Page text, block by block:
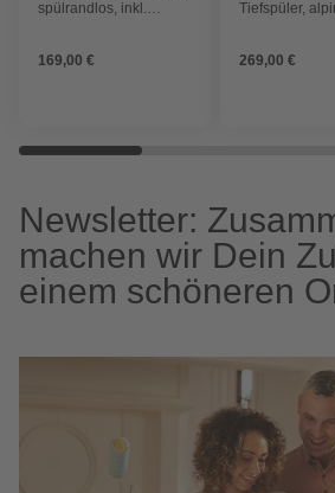
spülrandlos, inkl.
169,00 €
Tiefspüler,
269,00 €
Newsletter:
machen wir Dein
einem schöneren